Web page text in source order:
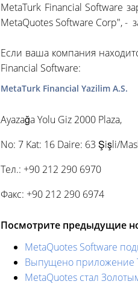
MetaTurk Financial Software
MetaQuotes Software Corp", -
Если ваша компания
Financial Software:
MetaTurk Financial Yazilim A.S.
Ayazağa Yolu Giz 2000 Plaza,
No: 7 Kat: 16 Daire: 63 Şişli/
Тел.: +90 212 290 6970
Факс: +90 212 290 6974
Посмотрите предыдущие
MetaQuotes Software
Выпущено приложение
MetaQuotes стал